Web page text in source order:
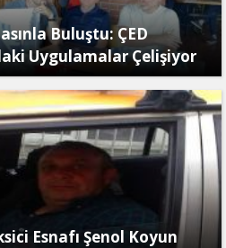
Buluştu: ÇED
Uygulamalar Çelişiyor
Esnafı Şenol Koyun